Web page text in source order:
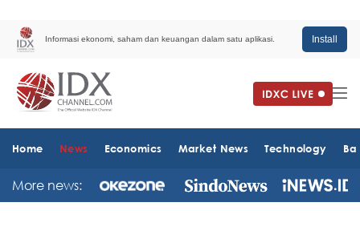
Informasi ekonomi, saham dan keuangan dalam satu aplikasi. Install
Home News Economics Market News Technology
More news: